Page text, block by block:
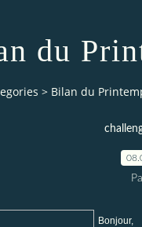
du
> Bilan du
Bonjour,